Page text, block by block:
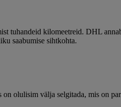
tuhandeid kilomeetreid. DHL
saabumise sihtkohta.
olulisim välja selgitada, mis on